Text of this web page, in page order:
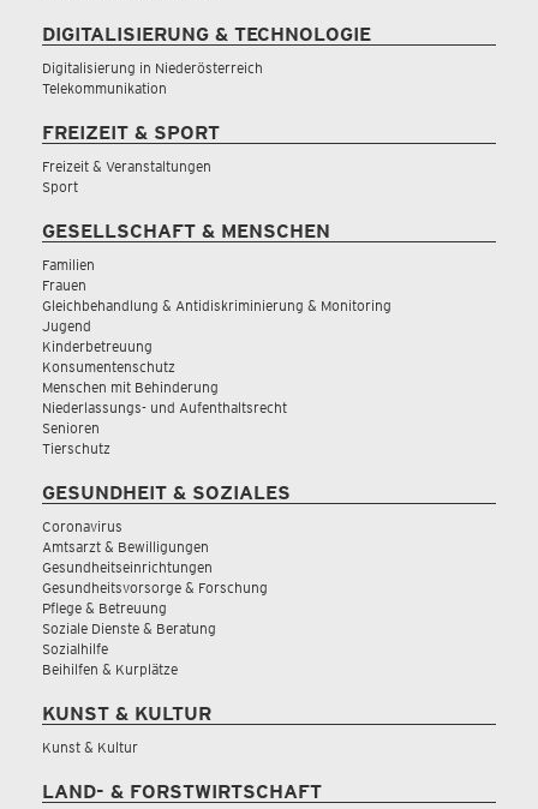
DIGITALISIERUNG & TECHNOLOGIE
Digitalisierung in Niederösterreich
Telekommunikation
FREIZEIT & SPORT
Freizeit & Veranstaltungen
Sport
GESELLSCHAFT & MENSCHEN
Familien
Frauen
Gleichbehandlung & Antidiskriminierung & Monitoring
Jugend
Kinderbetreuung
Konsumentenschutz
Menschen mit Behinderung
Niederlassungs- und Aufenthaltsrecht
Senioren
Tierschutz
GESUNDHEIT & SOZIALES
Coronavirus
Amtsarzt & Bewilligungen
Gesundheitseinrichtungen
Gesundheitsvorsorge & Forschung
Pflege & Betreuung
Soziale Dienste & Beratung
Sozialhilfe
Beihilfen & Kurplätze
KUNST & KULTUR
Kunst & Kultur
LAND- & FORSTWIRTSCHAFT